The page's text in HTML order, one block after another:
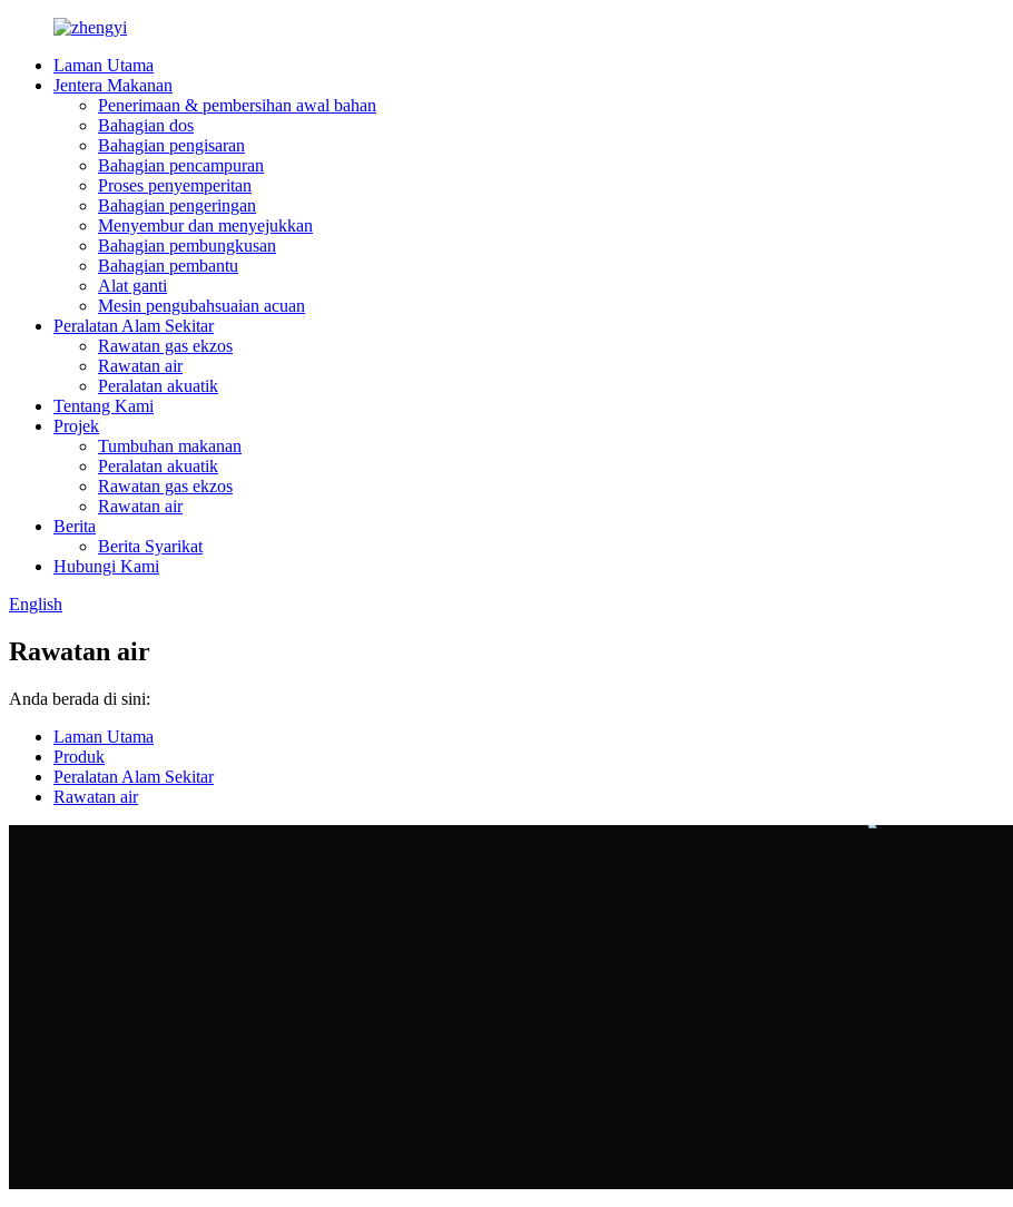
Laman Utama
Jentera Makanan
Penerimaan & pembersihan awal bahan
Bahagian dos
Bahagian pengisaran
Bahagian pencampuran
Proses penyemperitan
Bahagian pengeringan
Menyembur dan menyejukkan
Bahagian pembungkusan
Bahagian pembantu
Alat ganti
Mesin pengubahsuaian acuan
Peralatan Alam Sekitar
Rawatan gas ekzos
Rawatan air
Peralatan akuatik
Tentang Kami
Projek
Tumbuhan makanan
Peralatan akuatik
Rawatan gas ekzos
Rawatan air
Berita
Berita Syarikat
Hubungi Kami
English
Rawatan air
Anda berada di sini:
Laman Utama
Produk
Peralatan Alam Sekitar
Rawatan air